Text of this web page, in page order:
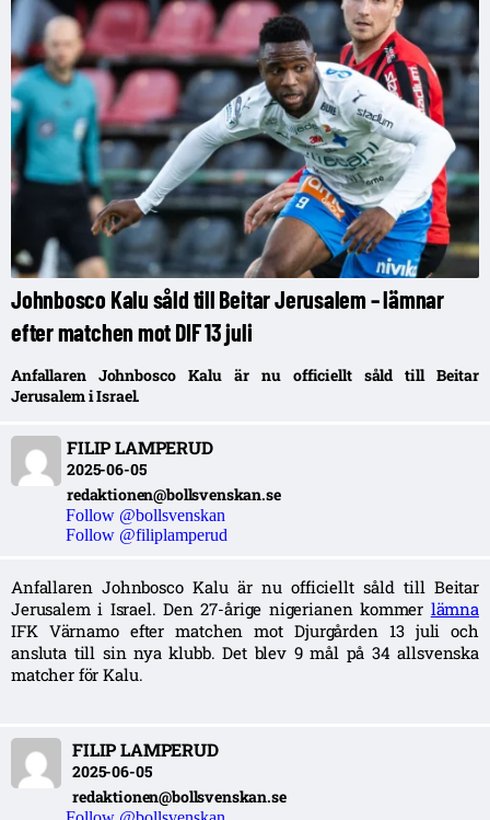
Johnbosco Kalu såld till Beitar Jerusalem – lämnar
efter matchen mot DIF 13 juli
Anfallaren Johnbosco Kalu är nu officiellt såld till Beitar
Jerusalem i Israel.
FILIP LAMPERUD
2025-06-05
redaktionen@bollsvenskan.se
Follow @bollsvenskan
Follow @filiplamperud
Anfallaren Johnbosco Kalu är nu officiellt såld till Beitar
Jerusalem i Israel. Den 27-årige nigerianen kommer lämna
IFK Värnamo efter matchen mot Djurgården 13 juli och
ansluta till sin nya klubb. Det blev 9 mål på 34 allsvenska
matcher för Kalu.
FILIP LAMPERUD
2025-06-05
redaktionen@bollsvenskan.se